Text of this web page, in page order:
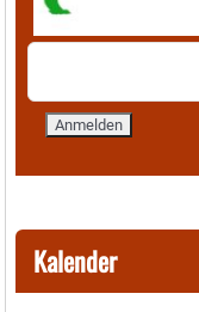
Kalender